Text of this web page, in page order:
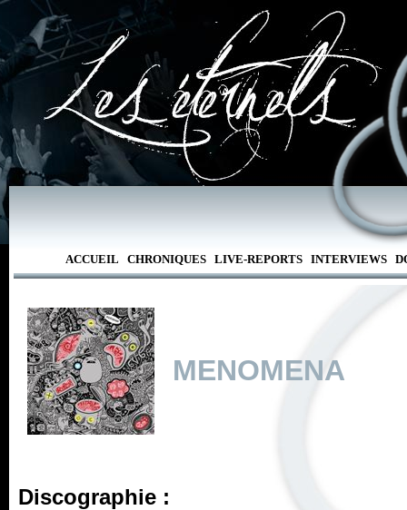
ACCUEIL CHRONIQUES LIVE-REPORTS INTERVIEWS
MENOMENA
Discographie :